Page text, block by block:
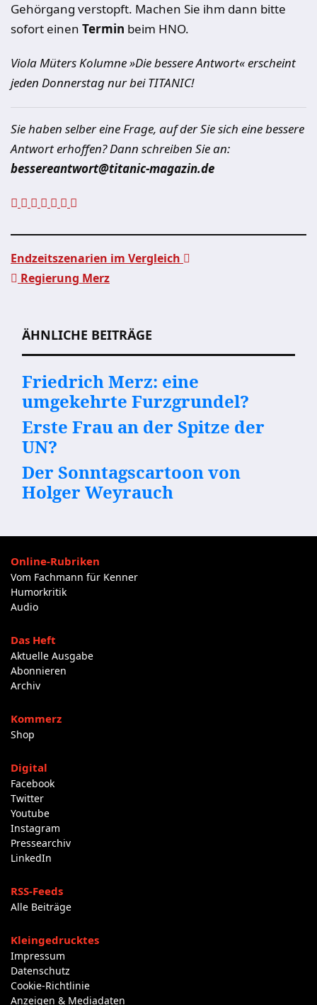
Gehörgang verstopft. Machen Sie ihm dann bitte
sofort einen Termin beim HNO.
Viola Müters Kolumne »Die bessere Antwort« erscheint
jeden Donnerstag nur bei TITANIC!
Sie haben selber eine Frage, auf der Sie sich eine bessere
Antwort erhoffen? Dann schreiben Sie an:
bessereantwort@titanic-magazin.de
Endzeitszenarien im Vergleich
Regierung Merz
ÄHNLICHE BEITRÄGE
Friedrich Merz: eine
umgekehrte Furzgrundel?
Erste Frau an der Spitze der
UN?
Der Sonntagscartoon von
Holger Weyrauch
Online-Rubriken
Vom Fachmann für Kenner
Humorkritik
Audio
Das Heft
Aktuelle Ausgabe
Abonnieren
Archiv
Kommerz
Shop
Digital
Facebook
Twitter
Youtube
Instagram
Pressearchiv
LinkedIn
RSS-Feeds
Alle Beiträge
Kleingedrucktes
Impressum
Datenschutz
Cookie-Richtlinie
Anzeigen & Mediadaten